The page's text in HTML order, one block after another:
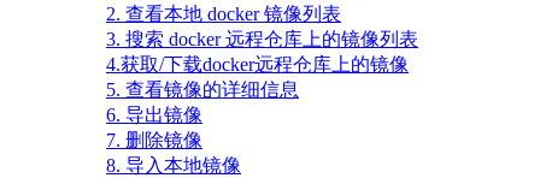
2. 查看本地 docker 镜像列表
3. 搜索 docker 远程仓库上的镜像列表
4.获取/下载docker远程仓库上的镜像
5. 查看镜像的详细信息
6. 导出镜像
7. 删除镜像
8. 导入本地镜像